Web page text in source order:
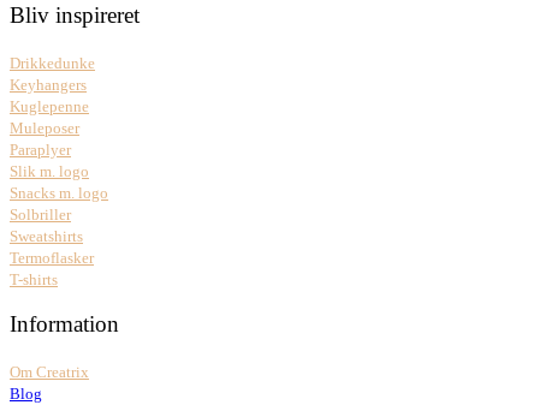
Bliv inspireret
Drikkedunke
Keyhangers
Kuglepenne
Muleposer
Paraplyer
Slik m. logo
Snacks m. logo
Solbriller
Sweatshirts
Termoflasker
T-shirts
Information
Om Creatrix
Blog